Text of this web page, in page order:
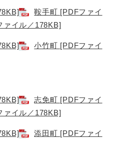
鞍手町 [PDFファイ
ァイル／178KB]
小竹町 [PDFファイ
志免町 [PDFファイ
ァイル／178KB]
添田町 [PDFファイ